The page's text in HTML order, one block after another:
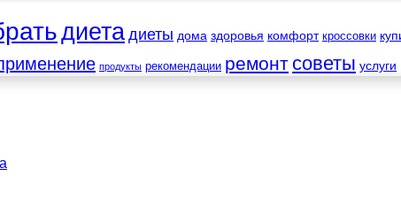
диета диеты дома здоровья комфорт кроссовки
продукты рекомендации ремонт советы услуги